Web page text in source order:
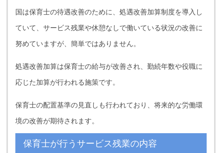
国は保育士の待遇改善のために、処遇改善加算制度を導入し
ていて、サービス残業や休憩なしで働いている状況の改善に
努めていますが、簡単ではありません。
処遇改善加算は保育士の給与が改善され、勤続年数や役職に
応じた加算が行われる施策です。
保育士の配置基準の見直しも行われており、将来的な労働環
境の改善が期待されます。
保育士が行うサービス残業の内容